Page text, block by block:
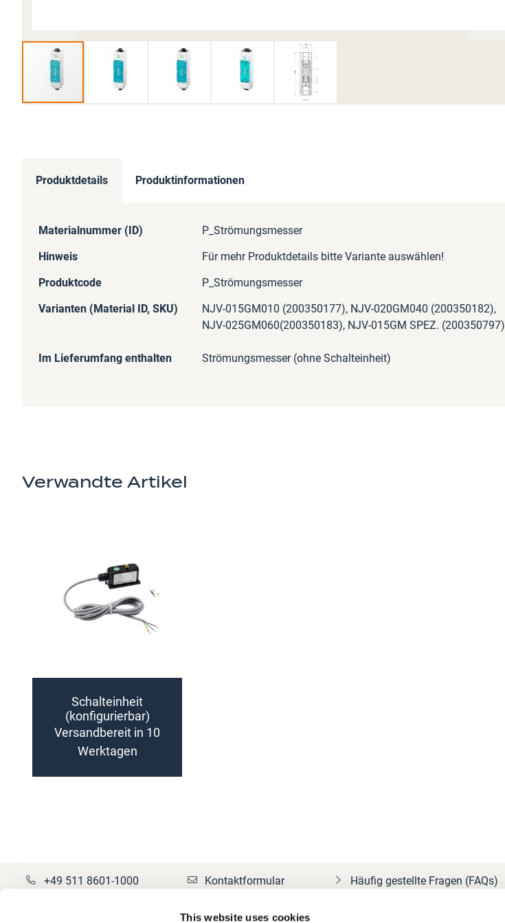
This website uses cookies
springen
Produktdetails
Mehr
Materialnummer (ID)
P_Strömungsmesser
Hinweis
Für mehr Produktdetails bitte Variante auswählen!
Produktcode
P_Strömungsmesser
Varianten (Material ID, SKU)
NJV-015GM010 (200350177), NJV-020GM040 (200350182),
NJV-025GM060(200350183), NJV-015GM SPEZ. (200350797)
Im Lieferumfang enthalten Strömungsmesser (ohne Schalteinheit)
Produktinformationen
Verwandte Artikel
Schalteinheit
(konfigurierbar)
Versandbereit in 10
Werktagen
+49 511 8601-1000 Kontaktformular Häufig gestellte Fragen (FAQs)